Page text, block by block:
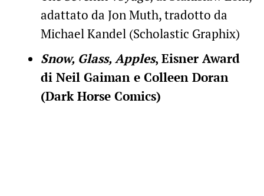
adattato da Jon Muth, tradotto da
Michael Kandel (Scholastic Graphix)
Snow, Glass, Apples, Eisner Award
di Neil Gaiman e Colleen Doran
(Dark Horse Comics)